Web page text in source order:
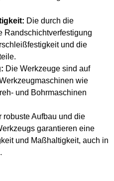
Die durch die
Randschichtverfestigung
und die
Die Werkzeuge sind auf
wie
und Bohrmaschinen
robuste Aufbau und die
garantieren eine
und Maßhaltigkeit, auch in